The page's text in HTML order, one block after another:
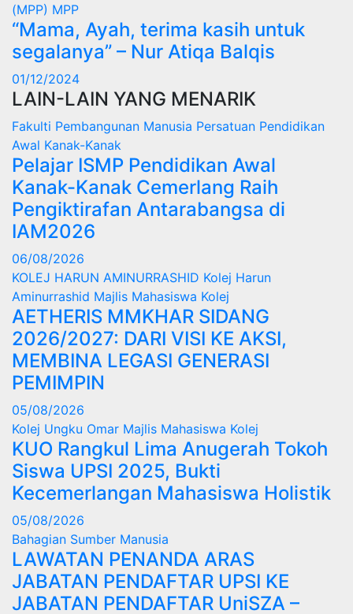
(MPP) MPP
“Mama, Ayah, terima kasih untuk
segalanya” – Nur Atiqa Balqis
01/12/2024
LAIN-LAIN YANG MENARIK
Fakulti Pembangunan Manusia Persatuan Pendidikan
Awal Kanak-Kanak
Pelajar ISMP Pendidikan Awal
Kanak-Kanak Cemerlang Raih
Pengiktirafan Antarabangsa di
IAM2026
06/08/2026
KOLEJ HARUN AMINURRASHID Kolej Harun
Aminurrashid Majlis Mahasiswa Kolej
AETHERIS MMKHAR SIDANG
2026/2027: DARI VISI KE AKSI,
MEMBINA LEGASI GENERASI
PEMIMPIN
05/08/2026
Kolej Ungku Omar Majlis Mahasiswa Kolej
KUO Rangkul Lima Anugerah Tokoh
Siswa UPSI 2025, Bukti
Kecemerlangan Mahasiswa Holistik
05/08/2026
Bahagian Sumber Manusia
LAWATAN PENANDA ARAS
JABATAN PENDAFTAR UPSI KE
JABATAN PENDAFTAR UniSZA –